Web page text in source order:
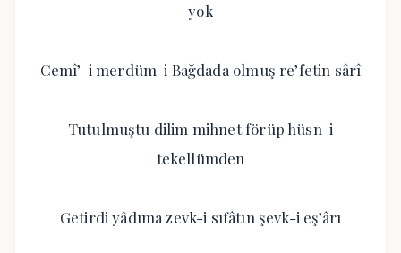
yok
Cemî’-i merdüm-i Bağdada olmuş re’fetin sârî
Tutulmuştu dilim mihnet förüp hüsn-i
tekellümden
Getirdi yâdıma zevk-i sıfâtın şevk-i eş’ârı